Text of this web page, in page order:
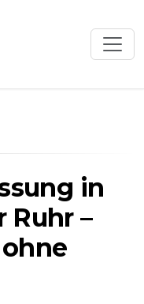
in
Ruhr–